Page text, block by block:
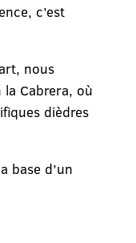
c’est
nous
la Cabrera, où
dièdres
base d’un